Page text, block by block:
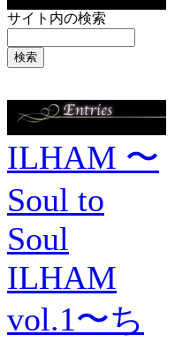
サイト内の検索
ILHAM 〜
Soul to
Soul
ILHAM
vol.1〜ち